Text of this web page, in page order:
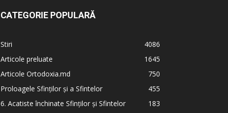
CATEGORIE POPULARĂ
Stiri
4086
Articole preluate
1645
Articole Ortodoxia.md
750
Proloagele Sfinților și a Sfintelor
455
6. Acatiste închinate Sfinților și Sfintelor
183